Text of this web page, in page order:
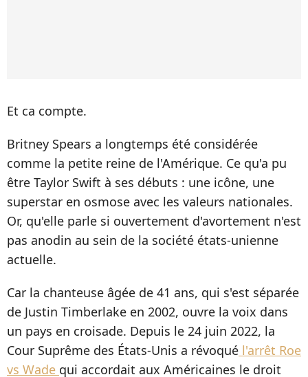
Et ca compte.
Britney Spears a longtemps été considérée
comme la petite reine de l'Amérique. Ce qu'a pu
être Taylor Swift à ses débuts : une icône, une
superstar en osmose avec les valeurs nationales.
Or, qu'elle parle si ouvertement d'avortement n'est
pas anodin au sein de la société états-unienne
actuelle.
Car la chanteuse âgée de 41 ans, qui s'est séparée
de Justin Timberlake en 2002, ouvre la voix dans
un pays en croisade. Depuis le 24 juin 2022, la
Cour Suprême des États-Unis a révoqué l'arrêt Roe
vs Wade qui accordait aux Américaines le droit